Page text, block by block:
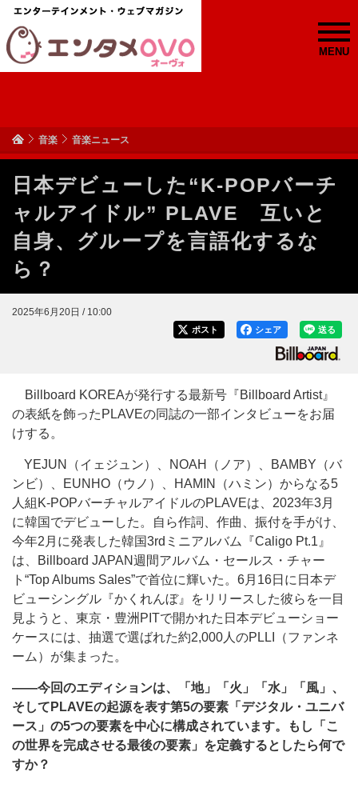
MENU
音楽 音楽ニュース
日本デビューした“K-POPバーチ
ャルアイドル” PLAVE 互いと
自身、グループを言語化するな
ら？
2025年6月20日 / 10:00
送る
シェア
ポスト
Billboard KOREAが発行する最新号『Billboard Artist』
の表紙を飾ったPLAVEの同誌の一部インタビューをお届
けする。
YEJUN（イェジュン）、NOAH（ノア）、BAMBY（バ
ンビ）、EUNHO（ウノ）、HAMIN（ハミン）からなる5
人組K-POPバーチャルアイドルのPLAVEは、2023年3月
に韓国でデビューした。自ら作詞、作曲、振付を手がけ、
今年2月に発表した韓国3rdミニアルバム『Caligo Pt.1』
は、Billboard JAPAN週間アルバム・セールス・チャー
ト“Top Albums Sales”で首位に輝いた。6月16日に日本デ
ビューシングル『かくれんぼ』をリリースした彼らを一目
見ようと、東京・豊洲PITで開かれた日本デビューショー
ケースには、抽選で選ばれた約2,000人のPLLI（ファンネ
ーム）が集まった。
――今回のエディションは、「地」「火」「水」「風」、
そしてPLAVEの起源を表す第5の要素「デジタル・ユニバ
ース」の5つの要素を中心に構成されています。もし「こ
の世界を完成させる最後の要素」を定義するとしたら何で
すか？